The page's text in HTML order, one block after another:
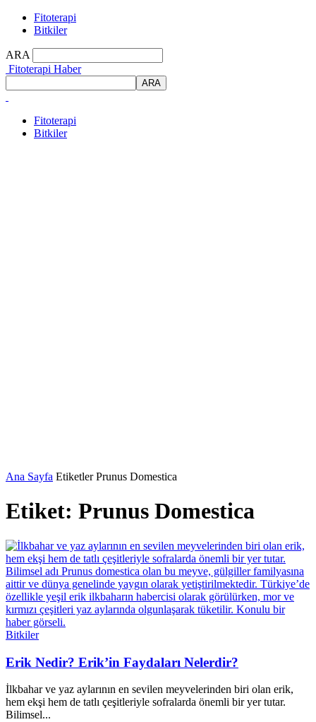
Fitoterapi
Bitkiler
ARA
Fitoterapi Haber
Fitoterapi
Bitkiler
Ana Sayfa Etiketler Prunus Domestica
Etiket: Prunus Domestica
Bitkiler
Erik Nedir? Erik’in Faydaları Nelerdir?
İlkbahar ve yaz aylarının en sevilen meyvelerinden biri olan erik,
hem ekşi hem de tatlı çeşitleriyle sofralarda önemli bir yer tutar.
Bilimsel...